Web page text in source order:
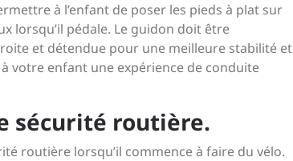
à l’enfant de poser les pieds à plat sur
lorsqu’il pédale. Le guidon doit être
et détendue pour une meilleure stabilité et
votre enfant une expérience de conduite
sécurité routière.
routière lorsqu’il commence à faire du vélo.